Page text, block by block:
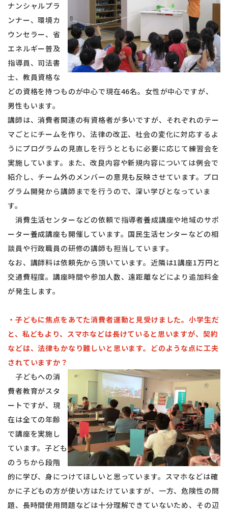
ナンシャルプラ
ンナー、環境カ
ウンセラー、省
エネルギー普及
指導員、司法書
士、 教員資格な
どの資格を持つものが中心で現在46名。女性が中心ですが、
男性もいます。
講師は、消費者関連の有資格者が多いですが、それぞれのテー
マごとにチームを作り、法律の改正、社会の変化に対応するよ
うにプログラムの見直しを行うとともに必要に応じて練習会を
実施しています。また、改良内容や新規内容については例会で
紹介し、チーム外のメンバーの意見も反映させています。プロ
グラム開発から講師までを行うので、深い学びとなっていま
す。
消費生活センターなどの依頼で指導者養成講座や地域のサポ
ーター養成講座も開催しています。国民生活センターなどの相
談員や行政職員の研修の講師も担当しています。
なお、講師料は依頼先から頂いています。近隣は1講座1万円と
交通費程度。講座時間や参加人数、遠距離などにより追加料金
が発生します。
・子どもに焦点をあてた消費者運動と見受けました。小学生だ
と、私どもより、スマホなどは長けていると思いますが、契約
などは、法律もかなり難しいと思います。どのような点に工夫
されていますか？
子どもへの消
費者教育がスタ
ートですが、現
在は全ての年齢
で講座を実施し
ています。子ども
のうちから段階
的に学び、身につけてほしいと思っています。スマホなどは確
かに子どもの方が使い方はたけていますが、一方、危険性の問
題、長時間使用問題などは十分理解できていないため、その辺